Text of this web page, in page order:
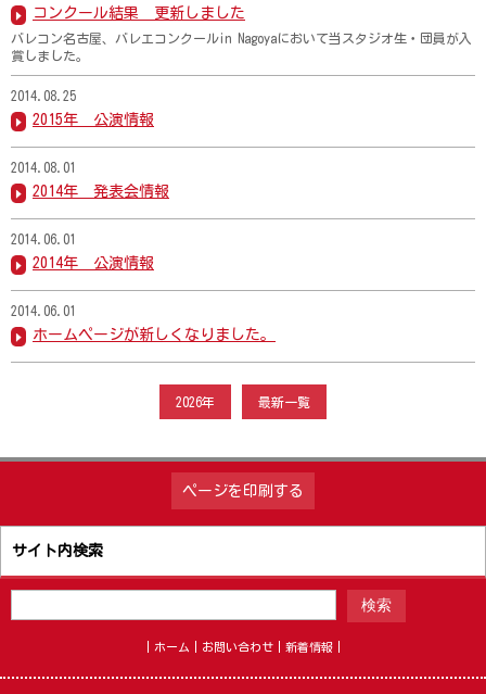
コンクール結果 更新しました
バレコン名古屋、バレエコンクールin Nagoyaにおいて当スタジオ生・団員が入
賞しました。
2014.08.25
2015年 公演情報
2014.08.01
2014年 発表会情報
2014.06.01
2014年 公演情報
2014.06.01
ホームページが新しくなりました。
2026年 最新一覧
ページを印刷する
サイト内検索
ホーム お問い合わせ 新着情報